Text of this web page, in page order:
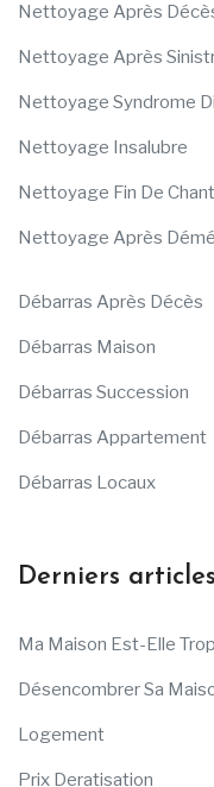
Nettoyage Après
Nettoyage Après
Nettoyage Syndrome
Nettoyage Insalubre
Nettoyage Fin De
Nettoyage Après
Débarras Après Décès
Débarras Maison
Débarras Succession
Débarras Appartement
Débarras Locaux
Derniers
Ma Maison Est-Elle
Désencombrer Sa
Logement
Prix Deratisation